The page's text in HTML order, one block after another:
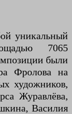
уникальный
7065
были
Фролова на
художников,
Журавлёва,
Василия